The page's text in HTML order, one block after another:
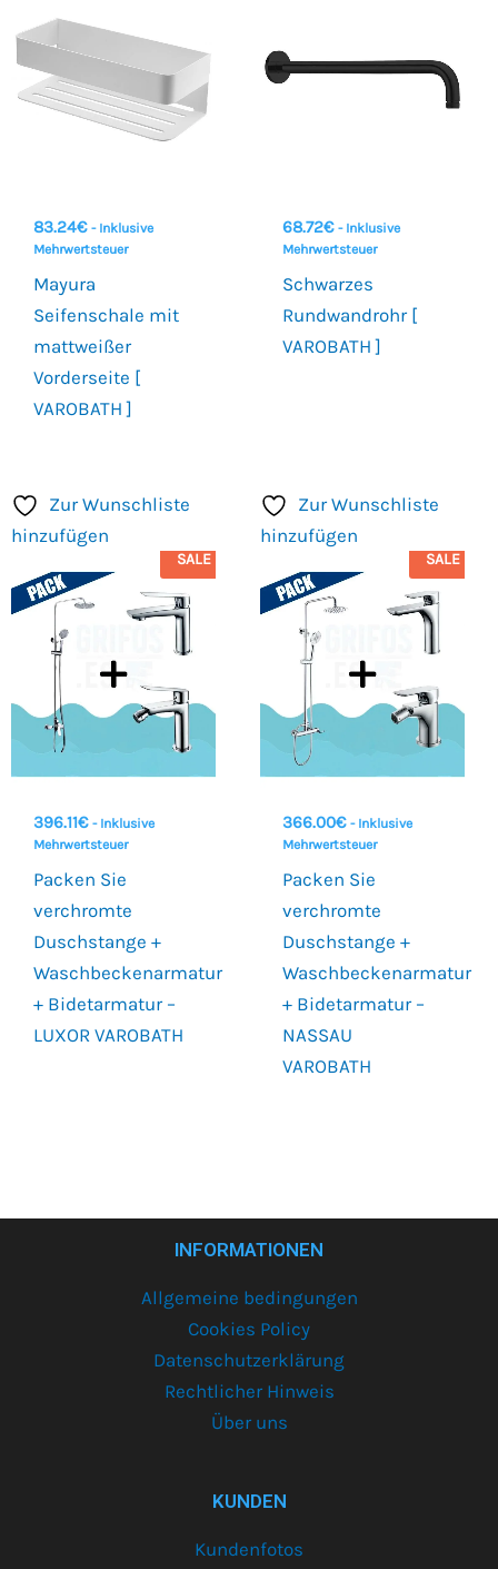
83.24€ - Inklusive
Mehrwertsteuer
Mayura
Seifenschale mit
mattweißer
Vorderseite [
VAROBATH ]
68.72€ - Inklusive
Mehrwertsteuer
Schwarzes
Rundwandrohr [
VAROBATH ]
Zur Wunschliste
hinzufügen
SALE
396.11€ - Inklusive
Mehrwertsteuer
Packen Sie
verchromte
Duschstange +
Waschbeckenarmatur
+ Bidetarmatur –
LUXOR VAROBATH
Zur Wunschliste
hinzufügen
SALE
366.00€ - Inklusive
Mehrwertsteuer
Packen Sie
verchromte
Duschstange +
Waschbeckenarmatur
+ Bidetarmatur –
NASSAU
VAROBATH
INFORMATIONEN
Allgemeine bedingungen
Cookies Policy
Datenschutzerklärung
Rechtlicher Hinweis
Über uns
KUNDEN
Kundenfotos